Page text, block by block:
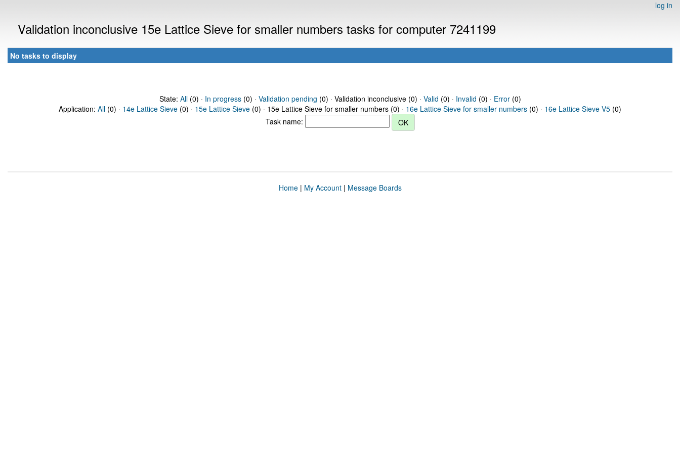
log in
Validation inconclusive 15e Lattice Sieve for smaller numbers tasks for computer 7241199
No tasks to display
State: All(0) · In progress(0) · Validation pending (0) · Validation inconclusive (0) · Valid (0) · Invalid (0) · Error(0)
Application: All (0) · 14e Lattice Sieve (0) · 15e Lattice Sieve (0) · 15e Lattice Sieve for smaller numbers (0) · 16e Lattice Sieve for smaller numbers (0) · 16e Lattice Sieve V5 (0)
Task name:
Home| My Account| Message Boards